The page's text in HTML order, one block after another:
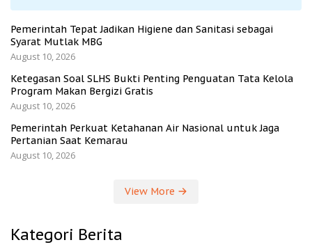
Pemerintah Tepat Jadikan Higiene dan Sanitasi sebagai
Syarat Mutlak MBG
August 10, 2026
Ketegasan Soal SLHS Bukti Penting Penguatan Tata Kelola
Program Makan Bergizi Gratis
August 10, 2026
Pemerintah Perkuat Ketahanan Air Nasional untuk Jaga
Pertanian Saat Kemarau
August 10, 2026
View More
Kategori Berita